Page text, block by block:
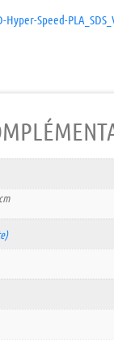
Speed-